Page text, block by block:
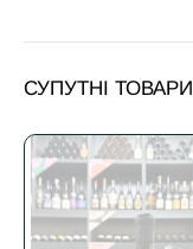
СУПУТНІ ТОВАРИ